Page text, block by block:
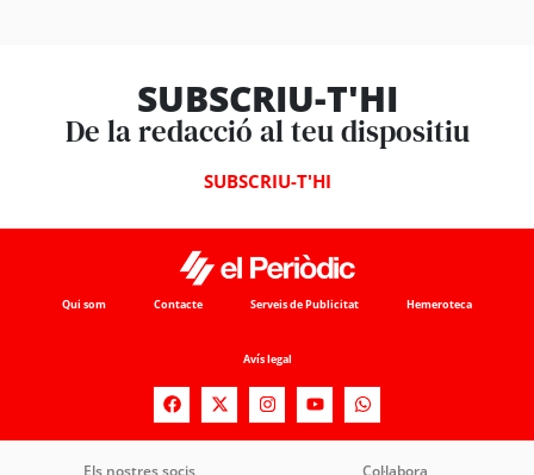
SUBSCRIU-T'HI
De la redacció al teu dispositiu
SUBSCRIU-T'HI
Qui som Contacte Serveis de Publicitat Hemeroteca
Avís legal
Els nostres socis Col·labora